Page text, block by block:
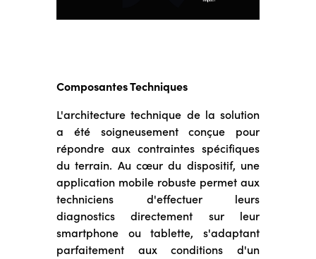
Composantes Techniques
L'architecture technique de la solution
a été soigneusement conçue pour
répondre aux contraintes spécifiques
du terrain. Au cœur du dispositif, une
application mobile robuste permet aux
techniciens d'effectuer leurs
diagnostics directement sur leur
smartphone ou tablette, s'adaptant
parfaitement aux conditions d'un